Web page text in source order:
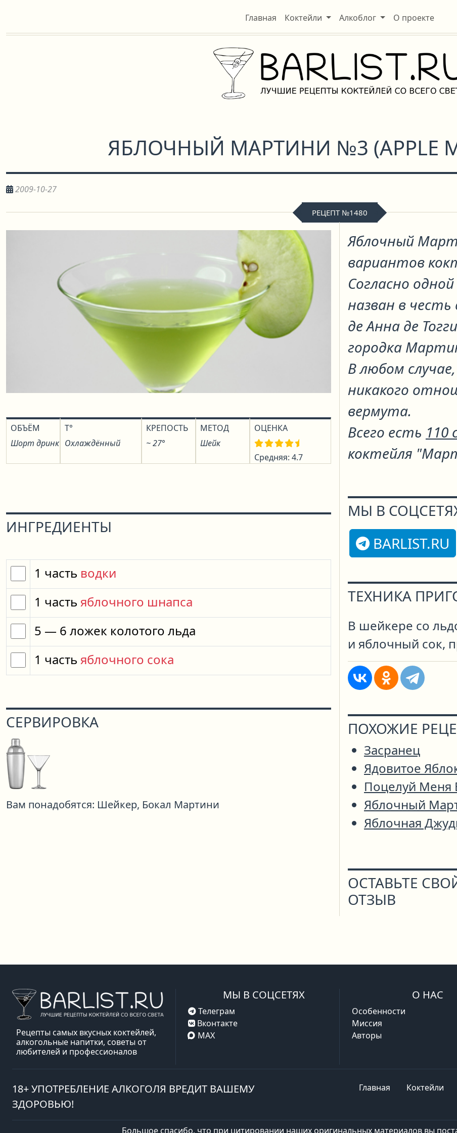
Главная Коктейли Алкоблог О проекте
ЯБЛОЧНЫЙ МАРТИНИ №3 (APPLE
2009-10-27
РЕЦЕПТ №1480
ОБЪЁМ
Шорт дринк
T°
Охлаждённый
КРЕПОСТЬ
~ 27°
МЕТОД
Шейк
ОЦЕНКА
Средняя: 4.7
ИНГРЕДИЕНТЫ
1 часть водки
1 часть яблочного шнапса
5 — 6 ложек колотого льда
1 часть яблочного сока
СЕРВИРОВКА
Вам понадобятся: Шейкер, Бокал Мартини
Яблочный
вариантов
Согласно
назван в
де Анна де
городка
В любом
никакого
вермута.
Всего есть 110
коктейля
МЫ В
BARLIST.RU
ТЕХНИКА
В шейкере со
и яблочный сок,
ПОХОЖИЕ
Засранец
Ядовитое
Поцелуй Меня
Яблочный
Яблочная
ОСТАВЬТЕ
ОТЗЫВ
Рецепты самых вкусных коктейлей,
алкогольные напитки, советы от
любителей и профессионалов
МЫ В СОЦСЕТЯХ
Телеграм
Вконтакте
MAX
О НАС
Особенности
Миссия
Авторы
18+ УПОТРЕБЛЕНИЕ АЛКОГОЛЯ ВРЕДИТ ВАШЕМУ
ЗДОРОВЬЮ!
Главная Коктейли
Большое спасибо, что при цитировании наших оригинальных материалов вы